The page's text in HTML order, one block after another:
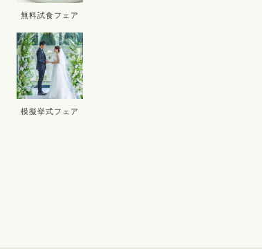
11 12
18 19
25
無料試食フェア
模擬挙式フェア